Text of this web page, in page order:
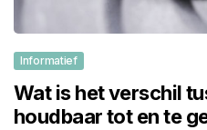
Informatief
Wat is het verschil
houdbaar tot en te